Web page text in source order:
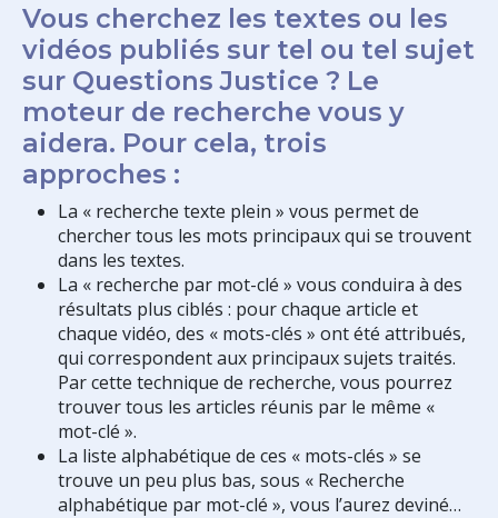
Vous cherchez les textes ou les
vidéos publiés sur tel ou tel sujet
sur Questions Justice ? Le
moteur de recherche vous y
aidera. Pour cela, trois
approches :
La « recherche texte plein » vous permet de
chercher tous les mots principaux qui se trouvent
dans les textes.
La « recherche par mot-clé » vous conduira à des
résultats plus ciblés : pour chaque article et
chaque vidéo, des « mots-clés » ont été attribués,
qui correspondent aux principaux sujets traités.
Par cette technique de recherche, vous pourrez
trouver tous les articles réunis par le même «
mot-clé ».
La liste alphabétique de ces « mots-clés » se
trouve un peu plus bas, sous « Recherche
alphabétique par mot-clé », vous l’aurez deviné…